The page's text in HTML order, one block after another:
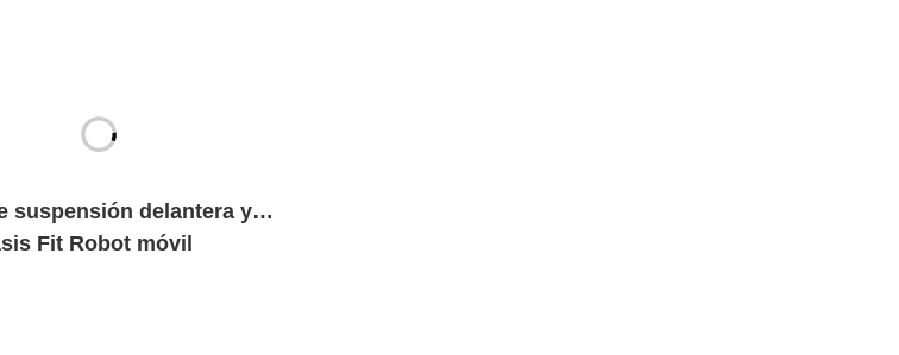
suspensión delantera y
Fit Robot móvil